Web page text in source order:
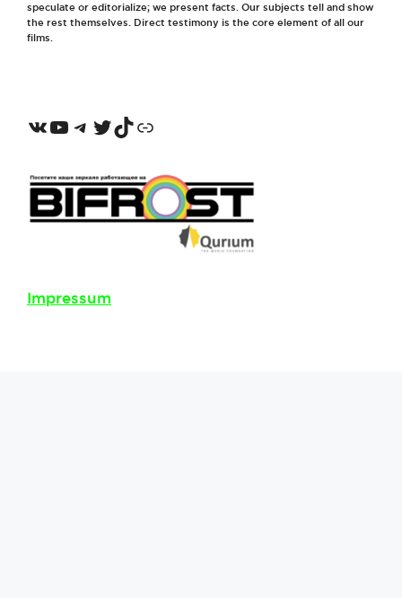
speculate or editorialize; we present facts. Our subjects tell and show
the rest themselves. Direct testimony is the core element of all our
films.
VKontakte
YouTube
Telegram
Twitter
TikTok
Odnoklassniki
Impressum